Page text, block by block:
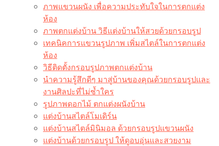
ภาพแขวนผนัง เพื่อความประทับใจในการตกแต่ง
ห้อง
ภาพตกแต่งบ้าน วิธีแต่งบ้านให้สวยด้วยกรอบรูป
เทคนิคการแขวนรูปภาพ เพิ่มสไตล์ในการตกแต่ง
ห้อง
วิธีติดตั้งกรอบรูปภาพตกแต่งบ้าน
นำความรู้สึกดีๆ มาสู่บ้านของคุณด้วยกรอบรูปและ
งานศิลปะที่ไม่ซ้ำใคร
รูปภาพดอกไม้ ตกแต่งผนังบ้าน
แต่งบ้านสไตล์โมเดิร์น
แต่งบ้านสไตล์มินิมอล ด้วยกรอบรูปแขวนผนัง
แต่งบ้านด้วยกรอบรูป ให้ดูอบอุ่นและสวยงาม